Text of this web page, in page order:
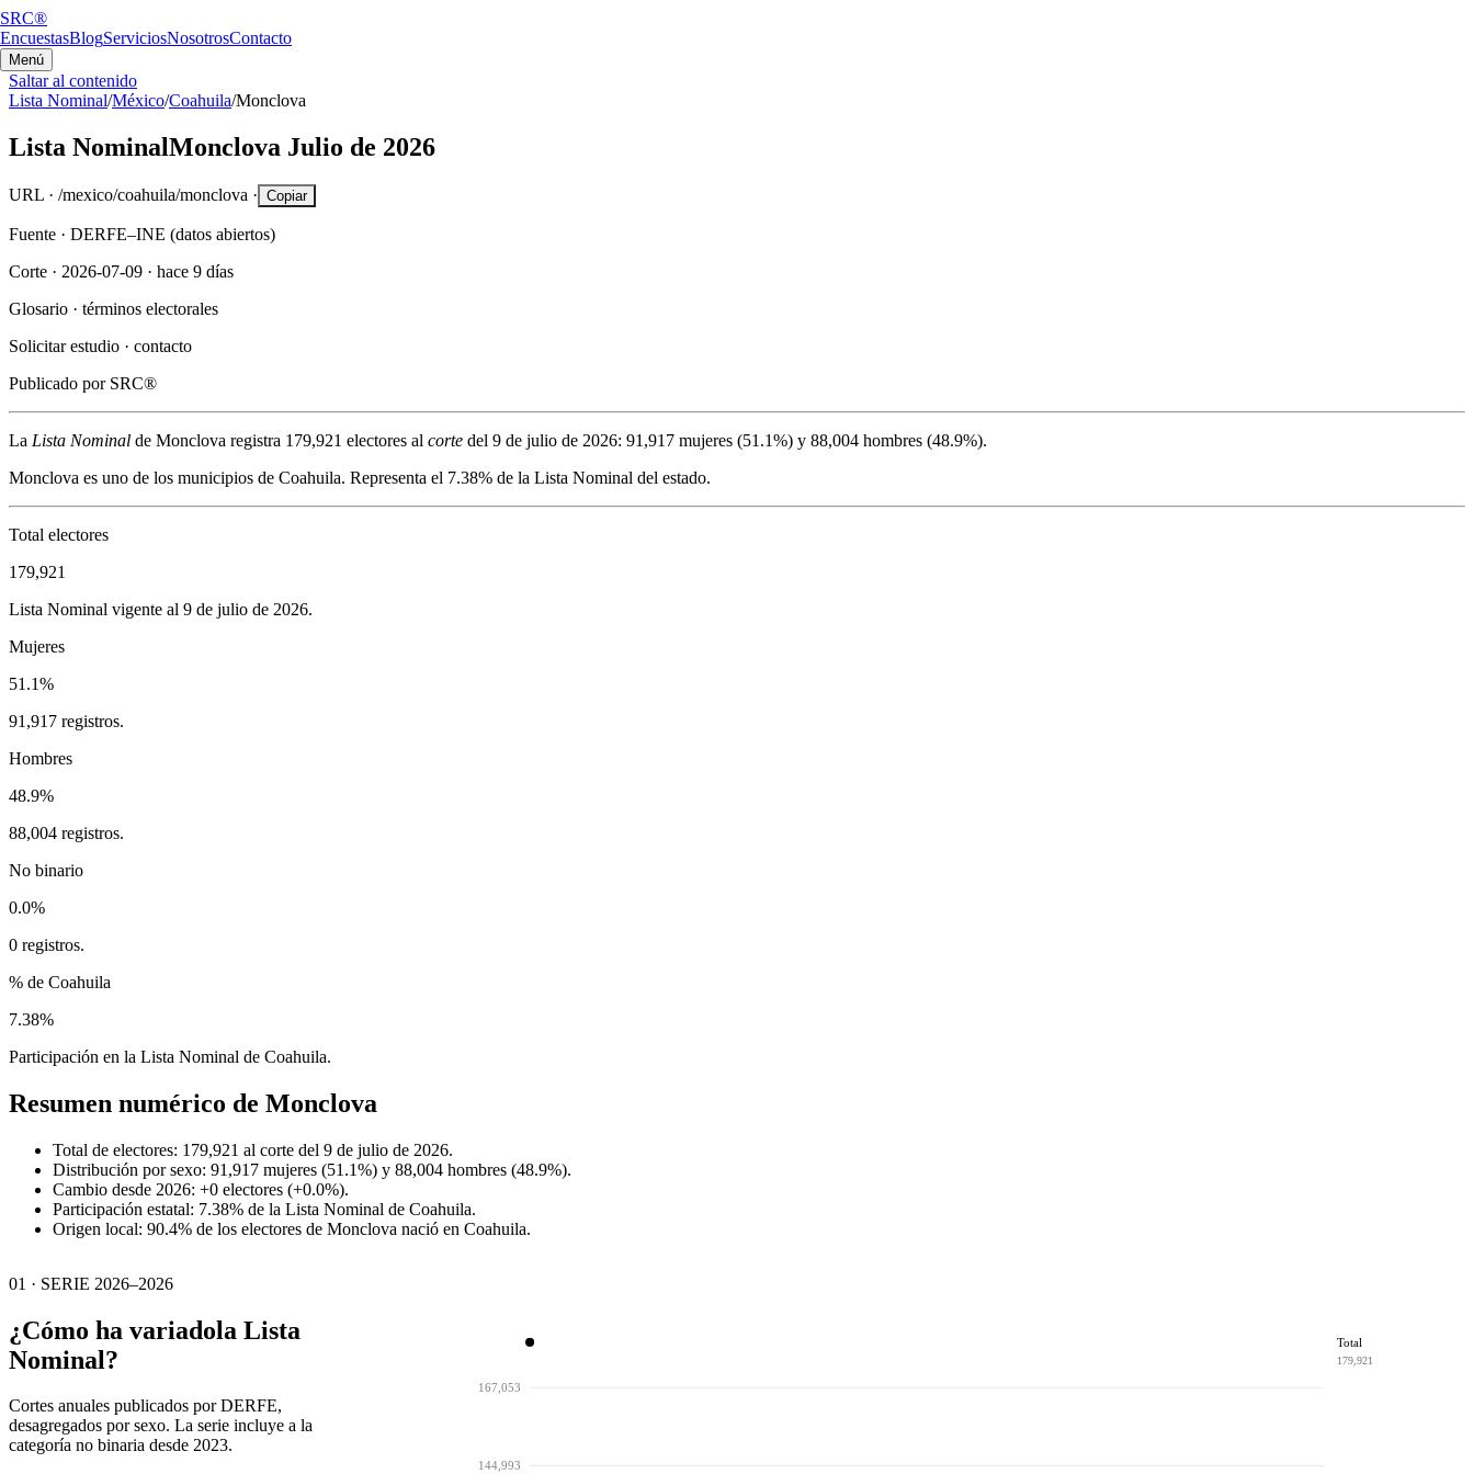
SRC®
EncuestasBlogServiciosNosotrosContacto
Menú
Saltar al contenido
Lista Nominal/México/Coahuila/Monclova
Lista NominalMonclova Julio de 2026
URL · /mexico/coahuila/monclova · Copiar
Fuente · DERFE–INE (datos abiertos)
Corte · 2026-07-09 · hace 9 días
Glosario · términos electorales
Solicitar estudio · contacto
Publicado por SRC®
La Lista Nominal de Monclova registra 179,921 electores al corte del 9 de julio de 2026: 91,917 mujeres (51.1%) y 88,004 hombres (48.9%).
Monclova es uno de los municipios de Coahuila. Representa el 7.38% de la Lista Nominal del estado.
Total electores
179,921
Lista Nominal vigente al 9 de julio de 2026.
Mujeres
51.1%
91,917 registros.
Hombres
48.9%
88,004 registros.
No binario
0.0%
0 registros.
% de Coahuila
7.38%
Participación en la Lista Nominal de Coahuila.
Resumen numérico de Monclova
Total de electores: 179,921 al corte del 9 de julio de 2026.
Distribución por sexo: 91,917 mujeres (51.1%) y 88,004 hombres (48.9%).
Cambio desde 2026: +0 electores (+0.0%).
Participación estatal: 7.38% de la Lista Nominal de Coahuila.
Origen local: 90.4% de los electores de Monclova nació en Coahuila.
01 · SERIE 2026–2026
¿Cómo ha variadola Lista
Nominal?
Cortes anuales publicados por DERFE,
desagregados por sexo. La serie incluye a la
categoría no binaria desde 2023.
144,993
167,053
Total
179,921